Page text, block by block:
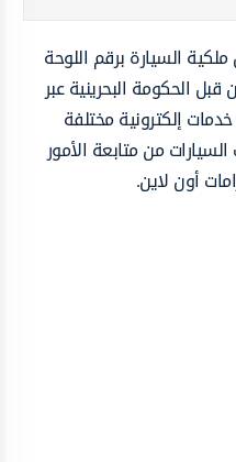
السيارة برقم اللوحة
الحكومة البحرينية عبر
إلكترونية مختلفة
من متابعة الأمور
أون لاين.